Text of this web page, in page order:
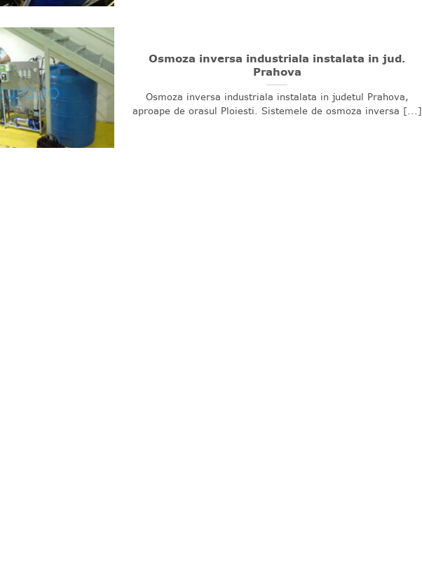
Osmoza inversa industriala instalata in jud.
Prahova
Osmoza inversa industriala instalata in judetul Prahova,
aproape de orasul Ploiesti. Sistemele de osmoza inversa [...]